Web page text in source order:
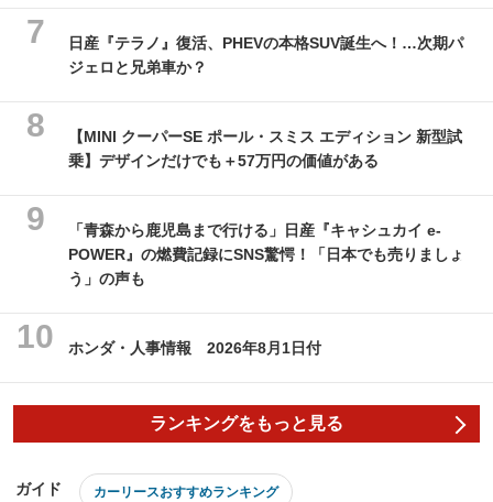
日産『テラノ』復活、PHEVの本格SUV誕生へ！…次期パ
ジェロと兄弟車か？
【MINI クーパーSE ポール・スミス エディション 新型試
乗】デザインだけでも＋57万円の価値がある
「青森から鹿児島まで行ける」日産『キャシュカイ e-
POWER』の燃費記録にSNS驚愕！「日本でも売りましょ
う」の声も
ホンダ・人事情報 2026年8月1日付
ランキングをもっと見る
ガイド カーリースおすすめランキング